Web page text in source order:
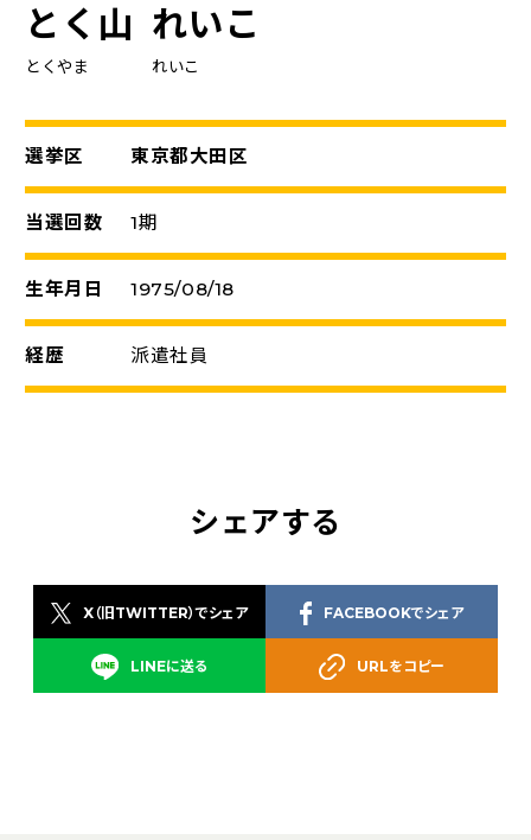
とく山 れいこ
とくやま れいこ
選挙区 東京都大田区
当選回数 1期
生年月日 1975/08/18
経歴 派遣社員
シェアする
X（旧TWITTER）でシェア
LINEに送る
FACEBOOKでシェア
URLをコピー